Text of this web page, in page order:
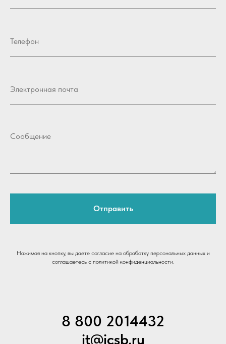
Отправить
Нажимая на кнопку, вы даете согласие на обработку персональных данных и
соглашаетесь c политикой конфиденциальности.
8 800 2014432
it@icsb.ru